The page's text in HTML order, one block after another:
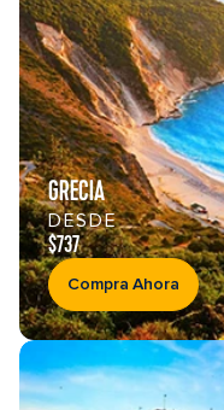
GRECIA
DESDE
$737
Compra Ahora